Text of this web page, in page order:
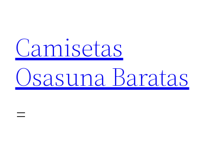
contenido
Camisetas
Osasuna Baratas